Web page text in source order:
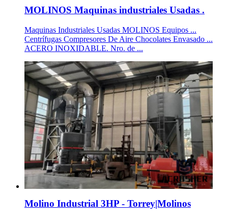
MOLINOS Maquinas industriales Usadas .
Maquinas Industriales Usadas MOLINOS Equipos ...
Centrífugas Compresores De Aire Chocolates Envasado ...
ACERO INOXIDABLE. Nro. de ...
Molino Industrial 3HP - Torrey|Molinos